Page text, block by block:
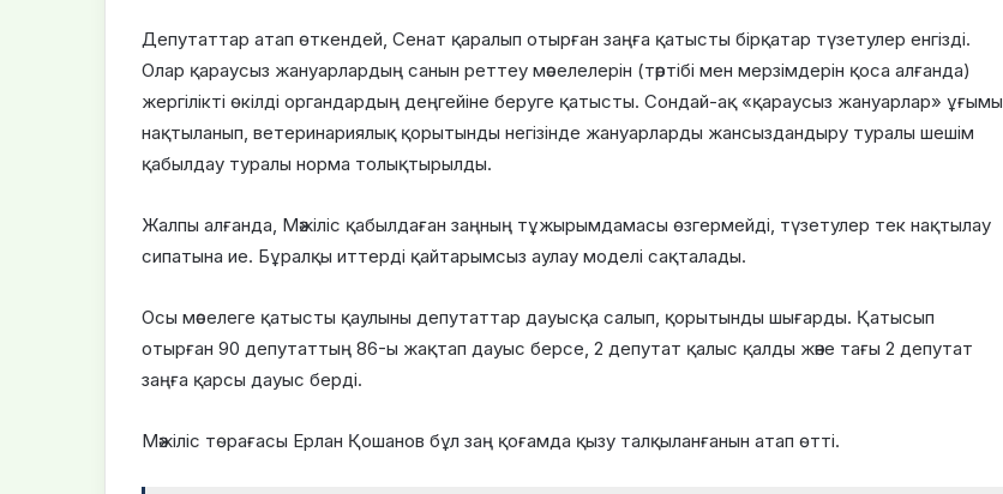
Депутаттар атап өткендей, Сенат қаралып отырған заңға қатысты бірқатар түзетулер енгізді.
Олар қараусыз жануарлардың санын реттеу мәселелерін (тәртібі мен мерзімдерін қоса алғанда)
жергілікті өкілді органдардың деңгейіне беруге қатысты. Сондай-ақ «қараусыз жануарлар» ұғымы
нақтыланып, ветеринариялық қорытынды негізінде жануарларды жансыздандыру туралы шешім
қабылдау туралы норма толықтырылды.
Жалпы алғанда, Мәжіліс қабылдаған заңның тұжырымдамасы өзгермейді, түзетулер тек нақтылау
сипатына ие. Бұралқы иттерді қайтарымсыз аулау моделі сақталады.
Осы мәселеге қатысты қаулыны депутаттар дауысқа салып, қорытынды шығарды. Қатысып
отырған 90 депутаттың 86-ы жақтап дауыс берсе, 2 депутат қалыс қалды және тағы 2 депутат
заңға қарсы дауыс берді.
Мәжіліс төрағасы Ерлан Қошанов бұл заң қоғамда қызу талқыланғанын атап өтті.